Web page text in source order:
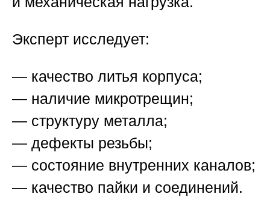
Эксперт исследует:
— качество литья корпуса;
— наличие микротрещин;
— структуру металла;
— дефекты резьбы;
— состояние внутренних каналов;
— качество пайки и соединений.